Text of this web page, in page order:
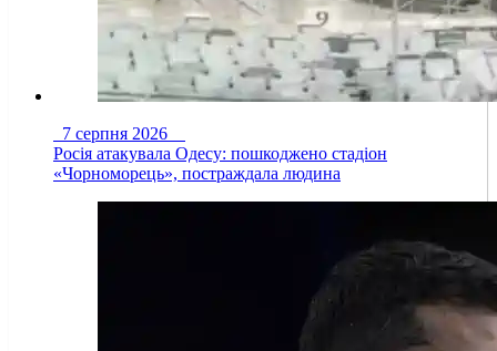
7 серпня 2026
Росія атакувала Одесу: пошкоджено стадіон
«Чорноморець», постраждала людина